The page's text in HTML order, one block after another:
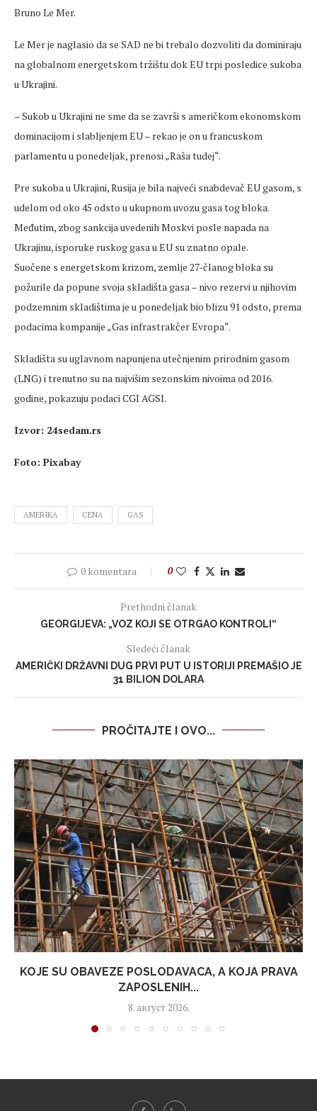
Bruno Le Mer.
Le Mer je naglasio da se SAD ne bi trebalo dozvoliti da dominiraju
na globalnom energetskom tržištu dok EU trpi posledice sukoba
u Ukrajini.
– Sukob u Ukrajini ne sme da se završi s američkom ekonomskom
dominacijom i slabljenjem EU – rekao je on u francuskom
parlamentu u ponedeljak, prenosi „Raša tudej“.
Pre sukoba u Ukrajini, Rusija je bila najveći snabdevač EU gasom, s
udelom od oko 45 odsto u ukupnom uvozu gasa tog bloka.
Međutim, zbog sankcija uvedenih Moskvi posle napada na
Ukrajinu, isporuke ruskog gasa u EU su znatno opale.
Suočene s energetskom krizom, zemlje 27-članog bloka su
požurile da popune svoja skladišta gasa – nivo rezervi u njihovim
podzemnim skladištima je u ponedeljak bio blizu 91 odsto, prema
podacima kompanije „Gas infrastrakčer Evropa“.
Skladišta su uglavnom napunjena utečnjenim prirodnim gasom
(LNG) i trenutno su na najvišim sezonskim nivoima od 2016.
godine, pokazuju podaci CGI AGSI.
Izvor: 24sedam.rs
Foto: Pixabay
AMERIKA CENA GAS
0 komentara 0
Prethodni članak
GEORGIJEVA: „VOZ KOJI SE OTRGAO KONTROLI“
Sledeći članak
AMERIČKI DRŽAVNI DUG PRVI PUT U ISTORIJI PREMAŠIO JE
31 BILION DOLARA
PROČITAJTE I OVO...
KOJE SU OBAVEZE POSLODAVACA, A KOJA PRAVA
ZAPOSLENIH...
8. август 2026.